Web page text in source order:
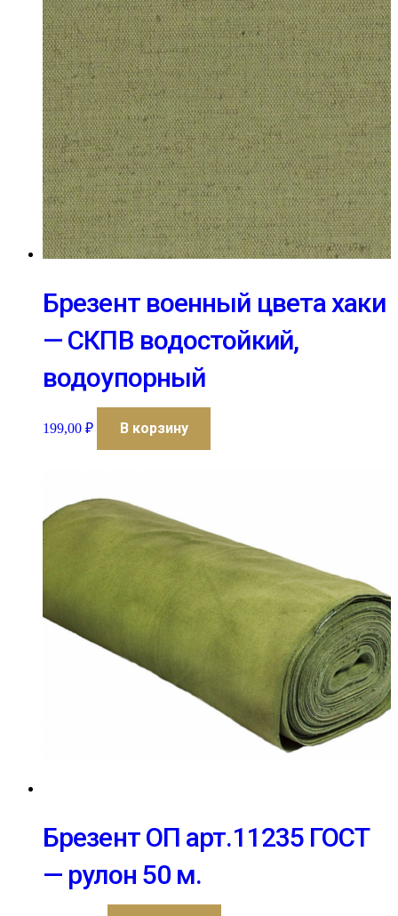
Брезент военный цвета хаки
— СКПВ водостойкий,
водоупорный
199,00 ₽ В корзину
Брезент ОП арт.11235 ГОСТ
— рулон 50 м.